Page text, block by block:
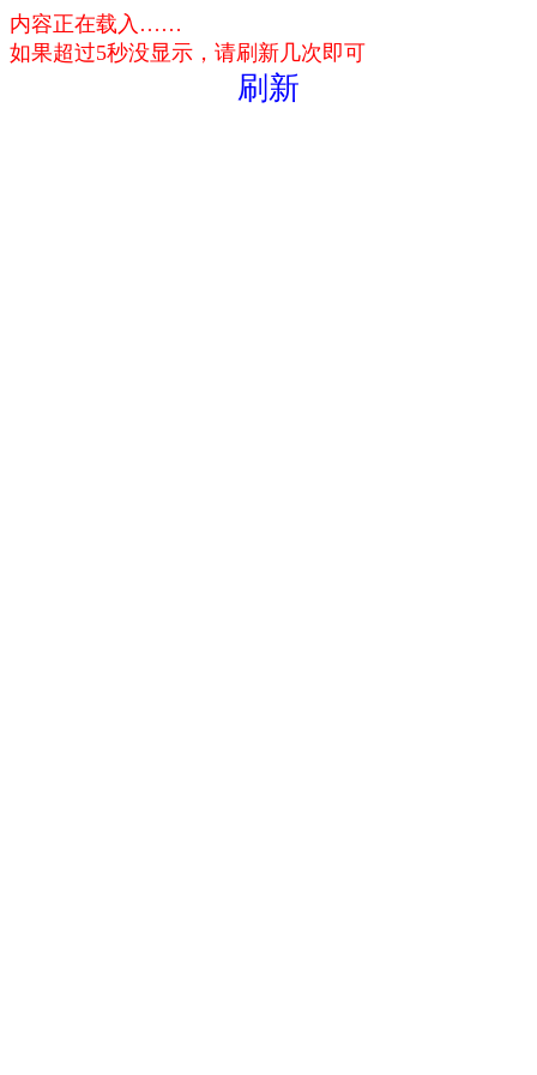
内容正在载入……
如果超过5秒没显示，请刷新几次即可
刷新